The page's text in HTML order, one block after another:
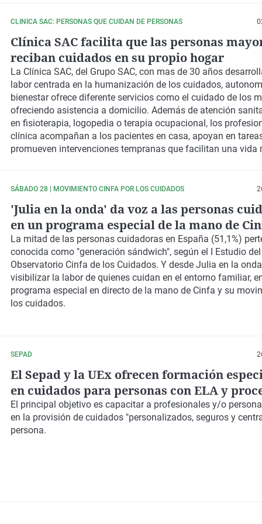
CLINICA SAC: PERSONAS QUE CUIDAN DE PERSONAS
Clínica SAC facilita que las personas
reciban cuidados en su propio hogar
La Clínica SAC, del Grupo SAC, con mas de 30 años
labor centrada en la humanización de los cuidados,
bienestar ofrece diferente servicios como el cuidado de los
ofreciendo asistencia a domicilio. Además de atención
en fisioterapia, logopedia o terapia ocupacional, los
clínica acompañan a los pacientes en casa, apoyan en
promueven intervenciones tempranas que facilitan una vida
SÁBADO 28 | MOVIMIENTO CINFA POR LOS CUIDADOS
'Julia en la onda' da voz a las personas
en un programa especial de la mano de
La mitad de las personas cuidadoras en España (51,1%)
conocida como "generación sándwich", según el I Estudio del
Observatorio Cinfa de los Cuidados. Y desde Julia en la onda
visibilizar la labor de quienes cuidan en el entorno familiar,
programa especial en directo de la mano de Cinfa y su
los cuidados.
SEPAD
El Sepad y la UEx ofrecen formación
en cuidados para personas con ELA y
alta complejidad
El principal objetivo es capacitar a profesionales y/o
en la provisión de cuidados "personalizados, seguros y
persona.